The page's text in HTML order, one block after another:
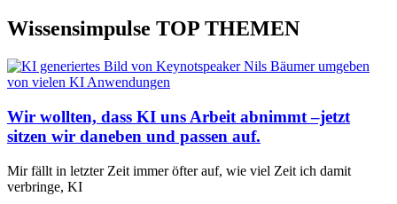
Wissensimpulse TOP THEMEN
Wir wollten, dass KI uns Arbeit abnimmt –jetzt
sitzen wir daneben und passen auf.
Mir fällt in letzter Zeit immer öfter auf, wie viel Zeit ich damit
verbringe, KI